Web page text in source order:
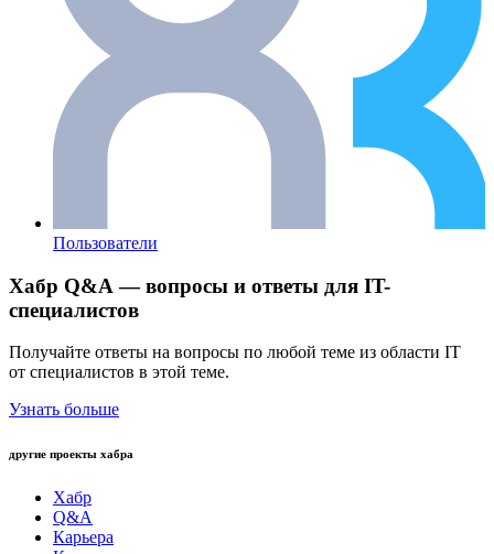
Пользователи
Хабр Q&A — вопросы и ответы для IT-
специалистов
Получайте ответы на вопросы по любой теме из области IT
от специалистов в этой теме.
Узнать больше
другие проекты хабра
Хабр
Q&A
Карьера